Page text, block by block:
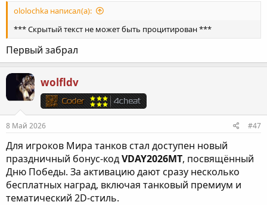
ololochka написал(а):
*** Скрытый текст не может быть процитирован ***
Первый забрал
wolfldv
8 Май 2026 #47
Для игроков Мира танков стал доступен новый
праздничный бонус-кодVDAY2026MT, посвящённый
Дню Победы. За активацию дают сразу несколько
бесплатных наград, включая танковый премиум и
тематический 2D-стиль.